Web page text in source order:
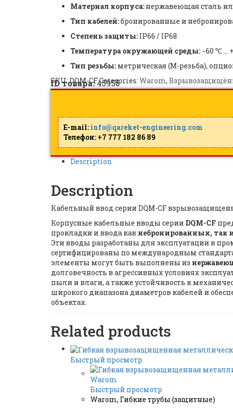
Материал корпуса: нержавеющая сталь
Тип кабелей:бронированные и
Степень защиты: IP66 / IP68
Температура окружающей среды: −60 ℃ …
Тип резьбы: метрическая (M-резьба),
SKU:DQM-CFCategories: Warom,
ID товара:45955
E-mail: info@qareket-engineering.com
Телефон: +7 777 182 86 89
Description
Description
Кабельный ввод серии DQM-CF
Корпусные кабельные вводы серии DQM-CF
прокладки и ввода как небронированных, так
Эти вводы разработаны для эксплуатации в
сертифицированы по международным
элементы могут быть выполнены из
долговечность в агрессивных условиях
пыли и влаги, а также устойчивость к
широкого диапазона диаметров кабелей и
объектах.
Related products
Быстрый просмотр
Быстрый просмотр
Warom, Гибкие трубы (защитные)